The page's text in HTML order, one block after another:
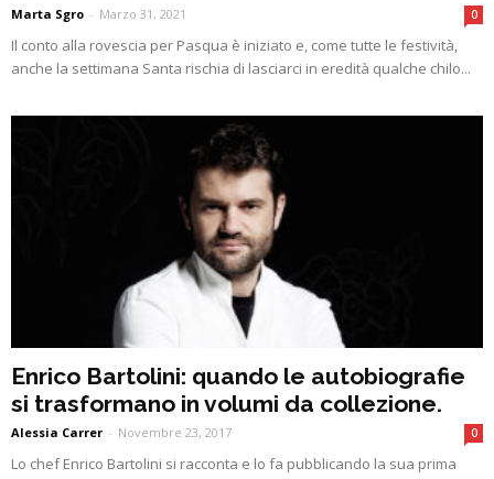
Marta Sgro - Marzo 31, 2021 0
Il conto alla rovescia per Pasqua è iniziato e, come tutte le festività,
anche la settimana Santa rischia di lasciarci in eredità qualche chilo...
Enrico Bartolini: quando le autobiografie
si trasformano in volumi da collezione.
Alessia Carrer - Novembre 23, 2017 0
Lo chef Enrico Bartolini si racconta e lo fa pubblicando la sua prima